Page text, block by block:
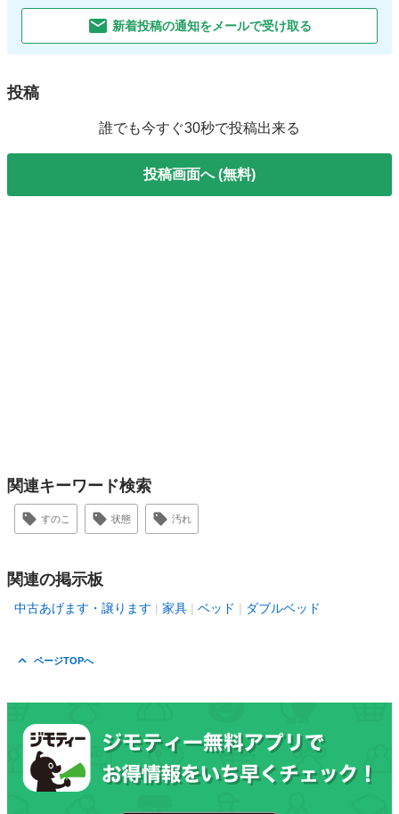
新着投稿の通知をメールで受け取る
投稿
誰でも今すぐ30秒で投稿出来る
投稿画面へ (無料)
関連キーワード検索
すのこ 状態 汚れ
関連の掲示板
中古あげます・譲ります 家具 ベッド ダブルベッド
ページTOPへ